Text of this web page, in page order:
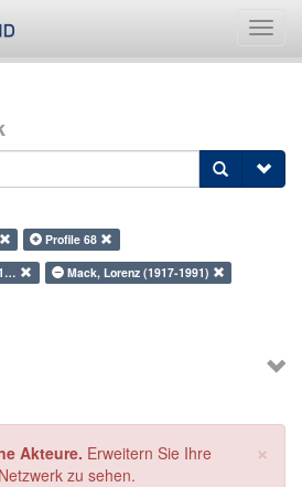
Profile 68
Mack, Lorenz (1917-1991)
×
Akteure. Erweitern Sie Ihre
zu sehen.